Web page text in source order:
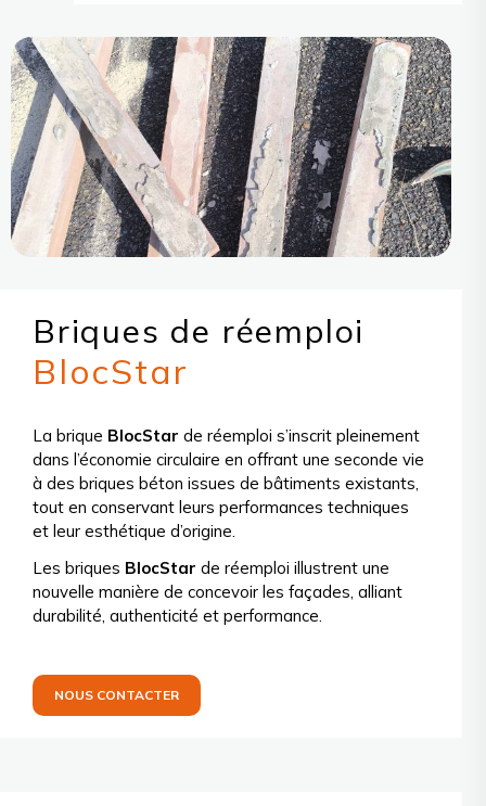
Briques de réemploi
BlocStar
La brique BlocStar de réemploi s’inscrit pleinement
dans l’économie circulaire en offrant une seconde vie
à des briques béton issues de bâtiments existants,
tout en conservant leurs performances techniques
et leur esthétique d’origine.
Les briques BlocStar de réemploi illustrent une
nouvelle manière de concevoir les façades, alliant
durabilité, authenticité et performance.
NOUS CONTACTER